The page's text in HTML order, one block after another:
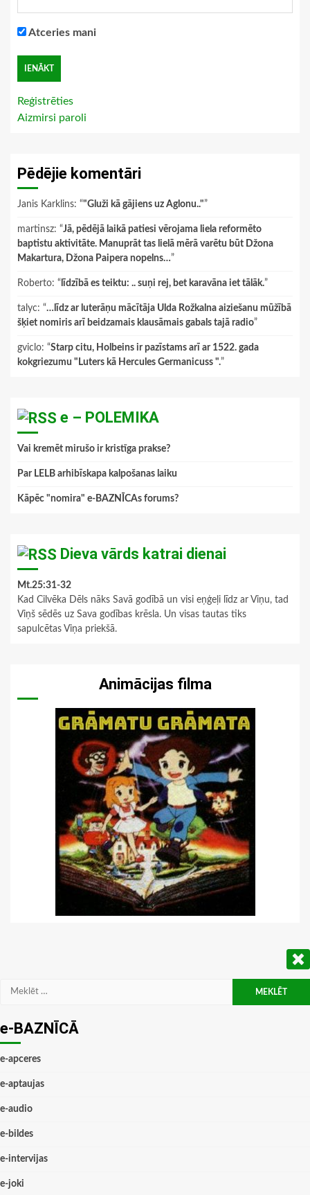
Atceries mani
Reģistrēties
Aizmirsi paroli
Pēdējie komentāri
Janis Karklins: “"Gluži kā gājiens uz Aglonu.."”
martinsz: “Jā, pēdējā laikā patiesi vērojama liela reformēto
baptistu aktivitāte. Manuprāt tas lielā mērā varētu būt Džona
Makartura, Džona Paipera nopelns…”
Roberto: “ līdzībā es teiktu: .. suņi rej, bet karavāna iet tālāk.”
talyc: “…līdz ar luterāņu mācītāja Ulda Rožkalna aiziešanu mūžībā
šķiet nomiris arī beidzamais klausāmais gabals tajā radio”
gviclo: “Starp citu, Holbeins ir pazīstams arī ar 1522. gada
kokgriezumu "Luters kā Hercules Germanicuss ".”
e – POLEMIKA
Vai kremēt mirušo ir kristīga prakse?
Par LELB arhibīskapa kalpošanas laiku
Kāpēc "nomira" e-BAZNĪCAs forums?
Dieva vārds katrai dienai
Mt.25:31-32
Kad Cilvēka Dēls nāks Savā godībā un visi eņģeļi līdz ar Viņu, tad
Viņš sēdēs uz Sava godības krēsla. Un visas tautas tiks
sapulcētas Viņa priekšā.
Animācijas filma
Meklēt:
e-BAZNĪCĀ
e-apceres
e-aptaujas
e-audio
e-bildes
e-intervijas
e-joki